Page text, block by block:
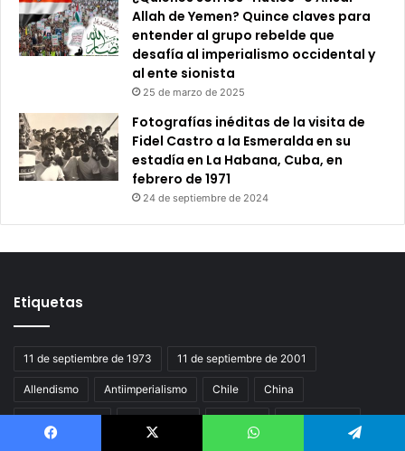
Allah de Yemen? Quince claves para
entender al grupo rebelde que
desafía al imperialismo occidental y
al ente sionista
25 de marzo de 2025
Fotografías inéditas de la visita de
Fidel Castro a la Esmeralda en su
estadía en La Habana, Cuba, en
febrero de 1971
24 de septiembre de 2024
Etiquetas
11 de septiembre de 1973 11 de septiembre de 2001
Allendismo Antiimperialismo Chile China